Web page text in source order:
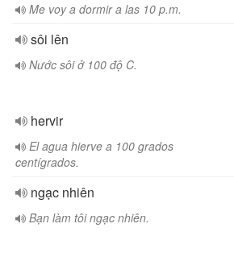
Me voy a dormir a las 10 p.m.
sôi lên
Nước sôi ở 100 độ C.
hervir
El agua hierve a 100 grados
centígrados.
ngạc nhiên
Bạn làm tôi ngạc nhiên.